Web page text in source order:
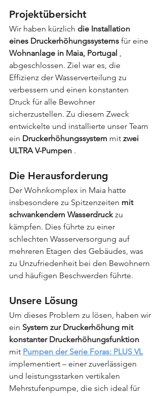
Projektübersicht
Wir haben kürzlich die Installation
eines Druckerhöhungssystems für eine
Wohnanlage in Maia, Portugal ,
abgeschlossen. Ziel war es, die
Effizienz der Wasserverteilung zu
verbessern und einen konstanten
Druck für alle Bewohner
sicherzustellen. Zu diesem Zweck
entwickelte und installierte unser Team
ein Druckerhöhungssystem mit zwei
ULTRA V-Pumpen .
Die Herausforderung
Der Wohnkomplex in Maia hatte
insbesondere zu Spitzenzeiten mit
schwankendem Wasserdruck zu
kämpfen. Dies führte zu einer
schlechten Wasserversorgung auf
mehreren Etagen des Gebäudes, was
zu Unzufriedenheit bei den Bewohnern
und häufigen Beschwerden führte.
Unsere Lösung
Um dieses Problem zu lösen, haben wir
ein System zur Druckerhöhung mit
konstanter Druckerhöhungsfunktion
mit Pumpen der Serie Foras: PLUS VL
implementiert – einer zuverlässigen
und leistungsstarken vertikalen
Mehrstufenpumpe, die sich ideal für